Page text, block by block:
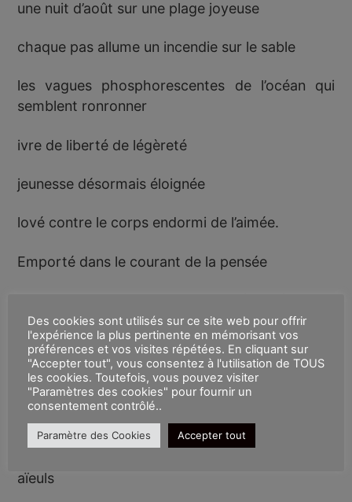
une nuit d’août sur une plage joyeuse
chaque pas allume un incendie sur le sable
les vagues phosphorescentes de l’océan qui
semblent ronronner
ivre de liberté de légèreté
jeunesse désormais éloignée
lové contre le corps endormi de l’aimée.
Emporté dans le courant de la pensée
le temps s’écoule alors j’ai emprunté les yeux
d’un autre homme.
J’ai emprunté le regard de celui qui est allé là-
aïeuls
Des cookies sont utilisés sur ce site web pour offrir
l'expérience la plus pertinente en mémorisant vos
préférences et vos visites répétées. En cliquant sur
"Accepter tout", vous consentez à l'utilisation de TOUS
les cookies. Toutefois, vous pouvez visiter
"Paramètres des cookies" pour fournir un
consentement contrôlé..
Paramètre des Cookies Accepter tout